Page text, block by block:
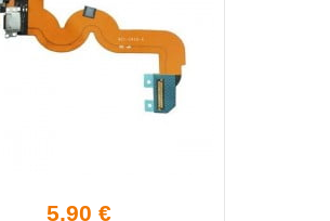
5,90 €